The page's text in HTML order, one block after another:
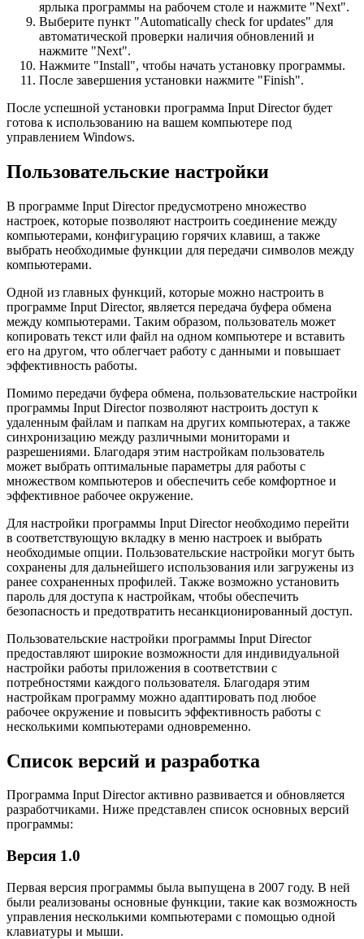
ярлыка программы на рабочем столе и нажмите "Next".
Выберите пункт "Automatically check for updates" для
автоматической проверки наличия обновлений и
нажмите "Next".
Нажмите "Install", чтобы начать установку программы.
После завершения установки нажмите "Finish".
После успешной установки программа Input Director будет
готова к использованию на вашем компьютере под
управлением Windows.
Пользовательские настройки
В программе Input Director предусмотрено множество
настроек, которые позволяют настроить соединение между
компьютерами, конфигурацию горячих клавиш, а также
выбрать необходимые функции для передачи символов между
компьютерами.
Одной из главных функций, которые можно настроить в
программе Input Director, является передача буфера обмена
между компьютерами. Таким образом, пользователь может
копировать текст или файл на одном компьютере и вставить
его на другом, что облегчает работу с данными и повышает
эффективность работы.
Помимо передачи буфера обмена, пользовательские настройки
программы Input Director позволяют настроить доступ к
удаленным файлам и папкам на других компьютерах, а также
синхронизацию между различными мониторами и
разрешениями. Благодаря этим настройкам пользователь
может выбрать оптимальные параметры для работы с
множеством компьютеров и обеспечить себе комфортное и
эффективное рабочее окружение.
Для настройки программы Input Director необходимо перейти
в соответствующую вкладку в меню настроек и выбрать
необходимые опции. Пользовательские настройки могут быть
сохранены для дальнейшего использования или загружены из
ранее сохраненных профилей. Также возможно установить
пароль для доступа к настройкам, чтобы обеспечить
безопасность и предотвратить несанкционированный доступ.
Пользовательские настройки программы Input Director
предоставляют широкие возможности для индивидуальной
настройки работы приложения в соответствии с
потребностями каждого пользователя. Благодаря этим
настройкам программу можно адаптировать под любое
рабочее окружение и повысить эффективность работы с
несколькими компьютерами одновременно.
Список версий и разработка
Программа Input Director активно развивается и обновляется
разработчиками. Ниже представлен список основных версий
программы:
Версия 1.0
Первая версия программы была выпущена в 2007 году. В ней
были реализованы основные функции, такие как возможность
управления несколькими компьютерами с помощью одной
клавиатуры и мыши.